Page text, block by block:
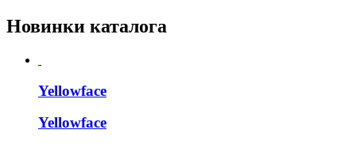
Новинки каталога
Yellowface
Yellowface